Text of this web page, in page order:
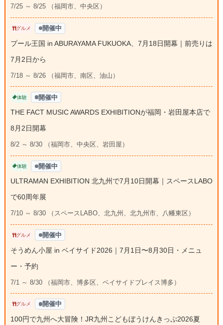
7/25 ～ 8/25 （福岡市、中央区）
グルメ 開催中
プール王国 in ABURAYAMA FUKUOKA、7月18日開幕｜前売りは
7月2日から
7/18 ～ 8/26 （福岡市、南区、油山）
体験 開催中
THE FACT MUSIC AWARDS EXHIBITIONが福岡・岩田屋本店で
8月2日開幕
8/2 ～ 8/30 （福岡市、中央区、岩田屋）
体験 開催中
ULTRAMAN EXHIBITION 北九州で7月10日開幕｜スペースLABO
で60周年展
7/10 ～ 8/30 （スペースLABO、北九州、北九州市、八幡東区）
グルメ 開催中
そうめん小屋 in ベイサイド2026｜7月1日〜8月30日・メニュ
ー・予約
7/1 ～ 8/30 （福岡市、博多区、ベイサイドプレイス博多）
グルメ 開催中
100円で九州へ大冒険！JR九州こどもぼうけんきっぷ2026夏